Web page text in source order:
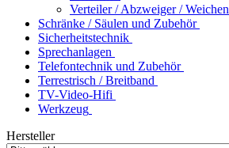
Verteiler / Abzweiger / Weichen
Schränke / Säulen und Zubehör
Sicherheitstechnik
Sprechanlagen
Telefontechnik und Zubehör
Terrestrisch / Breitband
TV-Video-Hifi
Werkzeug
Hersteller